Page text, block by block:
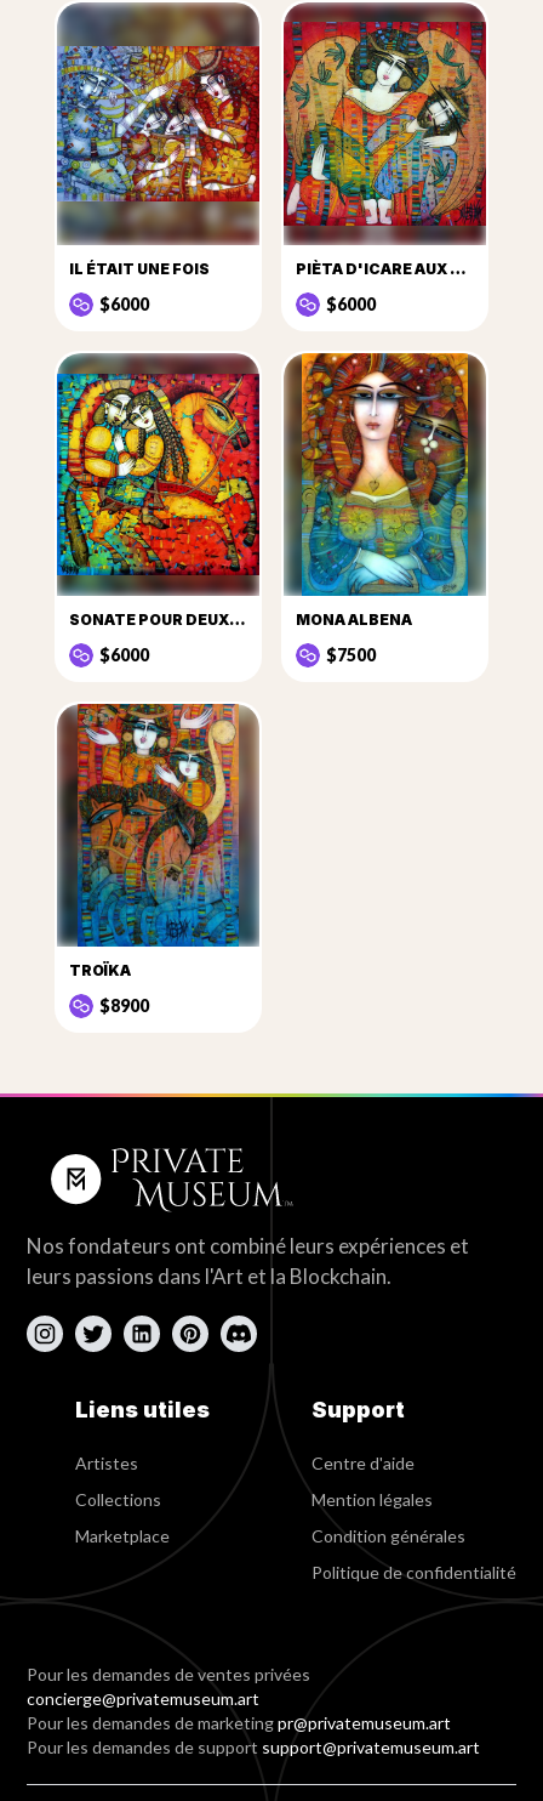
IL ÉTAIT UNE FOIS
$6000
PIÈTA D'ICARE AUX LIBELLULES
$6000
SONATE POUR DEUX ET LICORNE
$6000
MONA ALBENA
$7500
TROÏKA
$8900
Nos fondateurs ont combiné leurs expériences et
leurs passions dans l'Art et la Blockchain.
Liens utiles
Artistes
Collections
Marketplace
Support
Centre d'aide
Mention légales
Condition générales
Politique de confidentialité
Pour les demandes de ventes privées
concierge@privatemuseum.art
Pour les demandes de marketingpr@privatemuseum.art
Pour les demandes de support support@privatemuseum.art